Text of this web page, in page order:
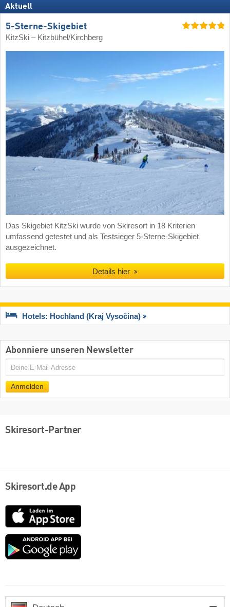
Aktuell
5-Sterne-Skigebiet
KitzSki – Kitzbühel/​Kirchberg
Das Skigebiet KitzSki wurde von Skiresort in 18 Kriterien
umfassend getestet und als Testsieger 5-Sterne-Skigebiet
ausgezeichnet.
Details hier
Hotels: Hochland (Kraj Vysočina)
Abonniere unseren Newsletter
E-
Anmelden
Skiresort-Partner
Skiresort.de App
App
Store
Google